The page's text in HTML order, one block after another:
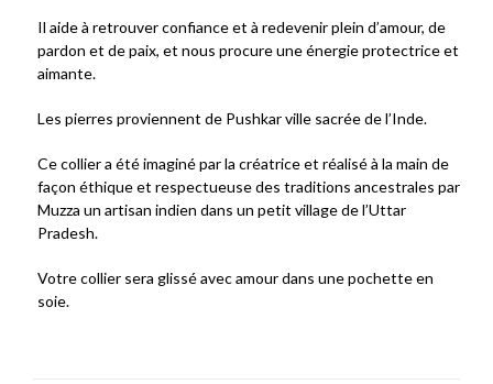
Il aide à retrouver confiance et à redevenir plein d’amour, de
pardon et de paix, et nous procure une énergie protectrice et
aimante.
Les pierres proviennent de Pushkar ville sacrée de l’Inde.
Ce collier a été imaginé par la créatrice et réalisé à la main de
façon éthique et respectueuse des traditions ancestrales par
Muzza un artisan indien dans un petit village de l’Uttar
Pradesh.
Votre collier sera glissé avec amour dans une pochette en
soie.